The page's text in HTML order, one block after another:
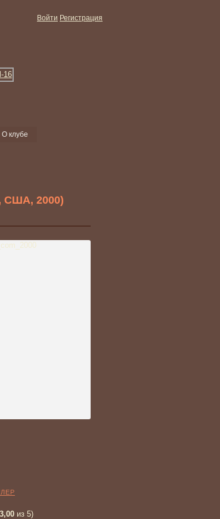
Войти Регистрация
О клубе
США, 2000)
3,00 из 5)